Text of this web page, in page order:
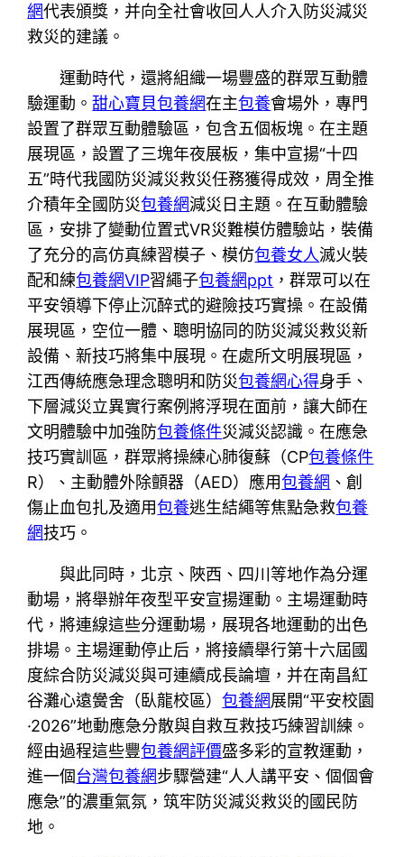
網代表頒獎，并向全社會收回人人介入防災減災
救災的建議。
運動時代，還將組織一場豐盛的群眾互動體
驗運動。甜心寶貝包養網在主包養會場外，專門
設置了群眾互動體驗區，包含五個板塊。在主題
展現區，設置了三塊年夜展板，集中宣揚“十四
五”時代我國防災減災救災任務獲得成效，周全推
介積年全國防災包養網減災日主題。在互動體驗
區，安排了變動位置式VR災難模仿體驗站，裝備
了充分的高仿真練習模子、模仿包養女人滅火裝
配和練包養網VIP習繩子包養網ppt ，群眾可以在
平安領導下停止沉醉式的避險技巧實操。在設備
展現區，空位一體、聰明協同的防災減災救災新
設備、新技巧將集中展現。在處所文明展現區，
江西傳統應急理念聰明和防災包養網心得身手、
下層減災立異實行案例將浮現在面前，讓大師在
文明體驗中加強防包養條件災減災認識。在應急
技巧實訓區，群眾將操練心肺復蘇（CP包養條件
R）、主動體外除顫器（AED）應用包養網 、創
傷止血包扎及適用包養逃生結繩等焦點急救包養
網技巧。
與此同時，北京、陜西、四川等地作為分運
動場，將舉辦年夜型平安宣揚運動。主場運動時
代，將連線這些分運動場，展現各地運動的出色
排場。主場運動停止后，將接續舉行第十六屆國
度綜合防災減災與可連續成長論壇，并在南昌紅
谷灘心遠黌舍（臥龍校區）包養網展開“平安校園
·2026”地動應急分散與自救互救技巧練習訓練。
經由過程這些豐包養網評價盛多彩的宣教運動，
進一個台灣包養網步驟營建“人人講平安、個個會
應急”的濃重氣氛，筑牢防災減災救災的國民防
地。